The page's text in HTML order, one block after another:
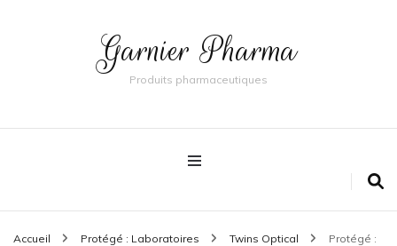
Garnier Pharma
Produits pharmaceutiques
Accueil Protégé : Laboratoires Twins Optical Protégé :